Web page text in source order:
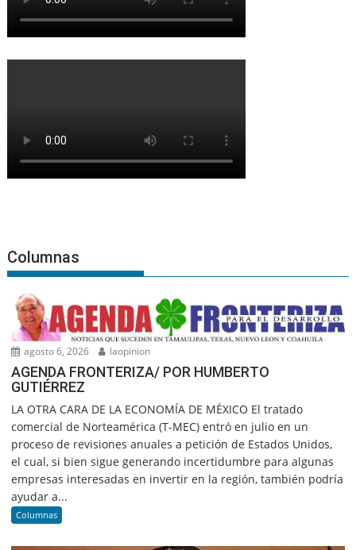
Columnas
agosto 6, 2026 laopinion
AGENDA FRONTERIZA/ POR HUMBERTO
GUTIÉRREZ
LA OTRA CARA DE LA ECONOMÍA DE MÉXICO El tratado
comercial de Norteamérica (T-MEC) entró en julio en un
proceso de revisiones anuales a petición de Estados Unidos,
el cual, si bien sigue generando incertidumbre para algunas
empresas interesadas en invertir en la región, también podría
ayudar a...
Columnas